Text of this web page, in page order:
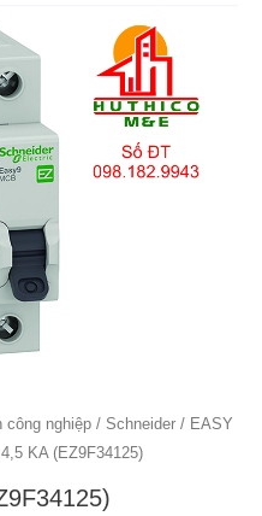
công nghiệp / Schneider / EASY
KA (EZ9F34125)